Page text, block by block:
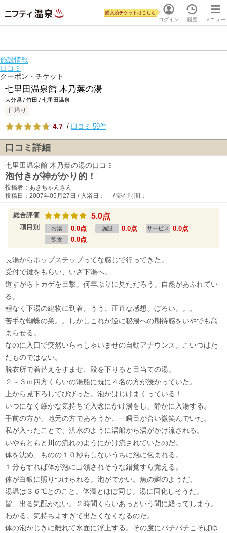
ログイン
購入済チケットはこちら
履歴 メニュー
施設情報
口コミ
クーポン・チケット
七里田温泉館 木乃葉の湯
大分県 / 竹田 / 七里田温泉
日帰り
4.7 / 口コミ 59件
口コミ詳細
七里田温泉館 木乃葉の湯の口コミ
泡付きが神がかり的！
投稿者：あきちゃんさん
投稿日：2007年05月27日 / 入浴日： - / 滞在時間： -
総合評価 5.0点
項目別 お湯 0.0点 施設 0.0点 サービス 0.0点
飲食 0.0点
長湯からホップステップってな感じで行ってきた。
受付で鍵をもらい、いざ下湯へ。
道すがらトカゲを目撃。何年ぶりに見ただろう。自然があふれてい
る。
程なく下湯の建物に到着。うう、正直な感想、ぼろい。。。
苦手な蜘蛛の巣。。しかしこれが逆に秘湯への期待感をいやでも高
まらせる。
なのに入口で突然いらっしゃいませの自動アナウンス。こいつはた
だものではない。
脱衣所で着替えをすませ、段を下りると目当ての湯。
２～３ｍ四方くらいの湯船に既に４名の方が浸かっていた。
上から見下ろしてびびった。泡がはじけまくっている！
いつになく厳かな気持ちで入念にかけ湯をし、静かに入湯する。
手前の方が、地元の方であろうか、一瞬目が合い微笑んでいた。
私が入ったことで、洪水のように湯船から湯がかけ流される。
いやもともと川の流れのようにかけ流されていたのだ。
体を沈め、ものの１０秒もしないうちに泡に包まれる。
１分もすれば体が泡に占領されそうな錯覚すら覚える。
体が白銀に照りつけられる。泡がでかい。魚の鱗のようだ。
湯温は３６℃とのこと。体温とほぼ同じ。湯に同化しそうだ。
皆、出る気配がない。２時間くらいあっという間に経ってしまう。
わかる。気持ちよすぎて出たくなくなるのだ。
体の泡がじきに離れて水面に浮上する。その度にパチパチこそばゆ